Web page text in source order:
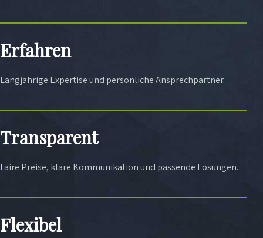
Erfahren
Langjährige Expertise und persönliche Ansprechpartner.
Transparent
Faire Preise, klare Kommunikation und passende Lösungen.
Flexibel